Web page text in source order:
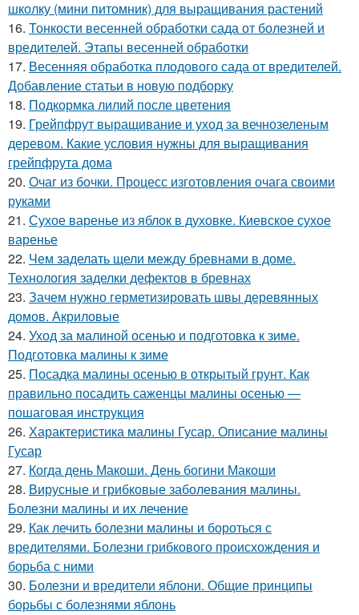
школку (мини питомник) для выращивания растений
16. Тонкости весенней обработки сада от болезней и
вредителей. Этапы весенней обработки
17. Весенняя обработка плодового сада от вредителей.
Добавление статьи в новую подборку
18. Подкормка лилий после цветения
19. Грейпфрут выращивание и уход за вечнозеленым
деревом. Какие условия нужны для выращивания
грейпфрута дома
20. Очаг из бочки. Процесс изготовления очага своими
руками
21. Сухое варенье из яблок в духовке. Киевское сухое
варенье
22. Чем заделать щели между бревнами в доме.
Технология заделки дефектов в бревнах
23. Зачем нужно герметизировать швы деревянных
домов. Акриловые
24. Уход за малиной осенью и подготовка к зиме.
Подготовка малины к зиме
25. Посадка малины осенью в открытый грунт. Как
правильно посадить саженцы малины осенью —
пошаговая инструкция
26. Характеристика малины Гусар. Описание малины
Гусар
27. Когда день Макоши. День богини Макоши
28. Вирусные и грибковые заболевания малины.
Болезни малины и их лечение
29. Как лечить болезни малины и бороться с
вредителями. Болезни грибкового происхождения и
борьба с ними
30. Болезни и вредители яблони. Общие принципы
борьбы с болезнями яблонь